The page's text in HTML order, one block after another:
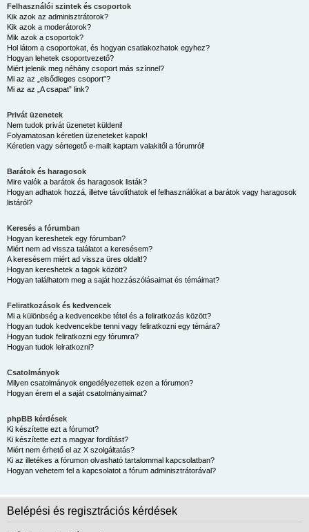
Felhasználói szintek és csoportok
Kik azok az adminisztrátorok?
Kik azok a moderátorok?
Mik azok a csoportok?
Hol látom a csoportokat, és hogyan csatlakozhatok egyhez?
Hogyan lehetek csoportvezető?
Miért jelenik meg néhány csoport más színnel?
Mi az az „elsődleges csoport”?
Mi az az „A csapat” link?
Privát üzenetek
Nem tudok privát üzenetet küldeni!
Folyamatosan kéretlen üzeneteket kapok!
Kéretlen vagy sértegető e-mailt kaptam valakitől a fórumról!
Barátok és haragosok
Mire valók a barátok és haragosok listák?
Hogyan adhatok hozzá, illetve távolíthatok el felhasználókat a barátok vagy haragosok
listáról?
Keresés a fórumban
Hogyan kereshetek egy fórumban?
Miért nem ad vissza találatot a keresésem?
A keresésem miért ad vissza üres oldalt!?
Hogyan kereshetek a tagok között?
Hogyan találhatom meg a saját hozzászólásaimat és témáimat?
Feliratkozások és kedvencek
Mi a különbség a kedvencekbe tétel és a feliratkozás között?
Hogyan tudok kedvencekbe tenni vagy feliratkozni egy témára?
Hogyan tudok feliratkozni egy fórumra?
Hogyan tudok leiratkozni?
Csatolmányok
Milyen csatolmányok engedélyezettek ezen a fórumon?
Hogyan érem el a saját csatolmányaimat?
phpBB kérdések
Ki készítette ezt a fórumot?
Ki készítette ezt a magyar fordítást?
Miért nem érhető el az X szolgáltatás?
Ki az illetékes a fórumon olvasható tartalommal kapcsolatban?
Hogyan vehetem fel a kapcsolatot a fórum adminisztrátorával?
Belépési és regisztrációs kérdések